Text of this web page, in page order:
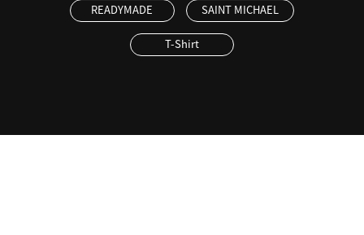
READYMADE SAINT MICHAEL
T-Shirt